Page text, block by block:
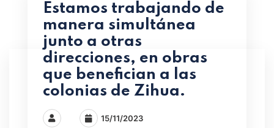
Estamos trabajando de
manera simultánea
junto a otras
direcciones, en obras
que benefician a las
colonias de Zihua.
15/11/2023